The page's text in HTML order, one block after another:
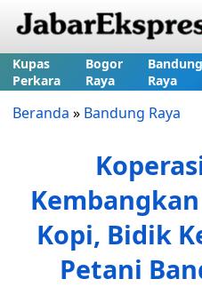
Kupas
Perkara
Bogor
Raya
Bandung
Raya
Beranda » Bandung Raya
Kopi, Bidik
Petani